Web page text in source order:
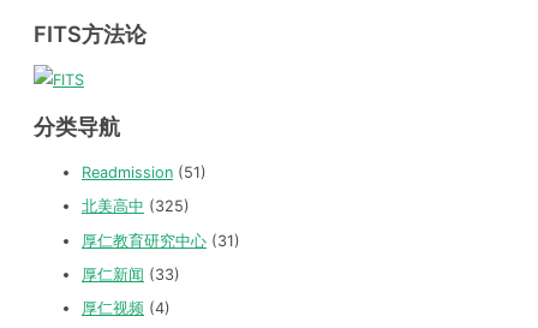
FITS方法论
分类导航
Readmission (51)
北美高中 (325)
厚仁教育研究中心 (31)
厚仁新闻 (33)
厚仁视频 (4)